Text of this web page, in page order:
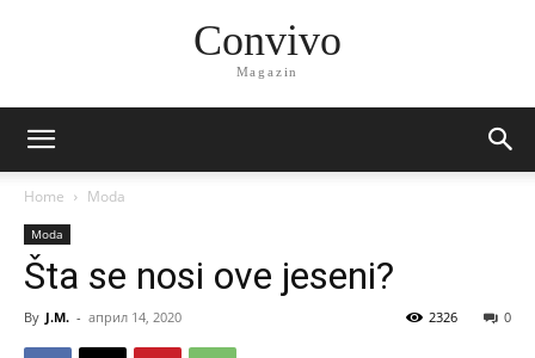
Convivo
Magazin
Home Moda
Moda
Šta se nosi ove jeseni?
By J.M. - април 14, 2020 0
2326